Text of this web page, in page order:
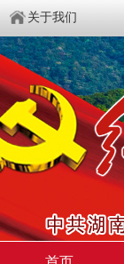
关于我们